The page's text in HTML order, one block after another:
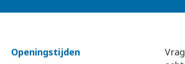
Openingstijden